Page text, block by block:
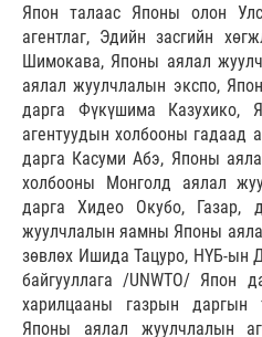
Япон талаас Японы олон
агентлаг, Эдийн засгийн
Шимокава, Японы аялал
аялал жуулчлалын экспо,
дарга Фүкүшима Казухико,
агентуудын холбооны гадаад
дарга Касуми Абэ, Японы
холбооны Монголд аялал
дарга Хидео Окубо, Газар,
жуулчлалын яамны Японы
зөвлөх Ишида Тацуро, НҮБ-ын
байгууллага /UNWTO/ Япон
харилцааны газрын
Японы аялал жуулчлалын